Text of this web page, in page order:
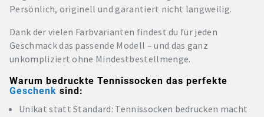
Persönlich, originell und garantiert nicht langweilig.
Dank der vielen Farbvarianten findest du für jeden
Geschmack das passende Modell – und das ganz
unkompliziert ohne Mindestbestellmenge.
Warum bedruckte Tennissocken das perfekte
Geschenk sind:
Unikat statt Standard: Tennissocken bedrucken macht